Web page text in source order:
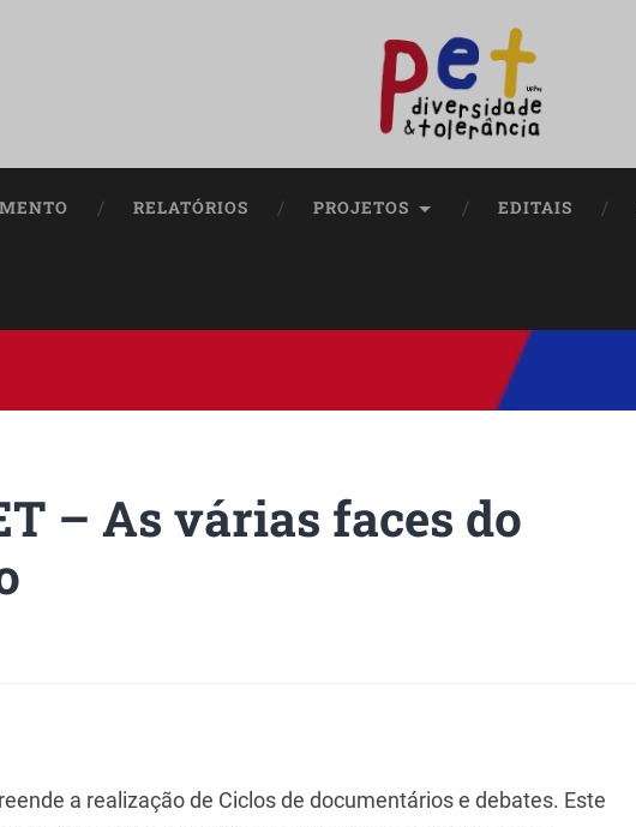
RELATÓRIOS PROJETOS EDITAIS
– As várias faces do
a realização de Ciclos de documentários e debates. Este